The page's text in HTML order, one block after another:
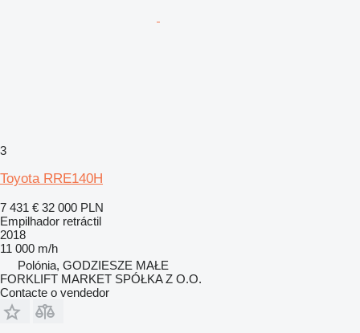
3
Toyota RRE140H
7 431 € 32 000 PLN
Empilhador retráctil
2018
11 000 m/h
Polónia, GODZIESZE MAŁE
FORKLIFT MARKET SPÓŁKA Z O.O.
Contacte o vendedor